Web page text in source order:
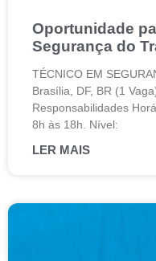
Oportunidade
Segurança do
TÉCNICO EM
Brasília, DF, BR (1
Responsabilidades
8h às 18h. Nível:
LER MAIS